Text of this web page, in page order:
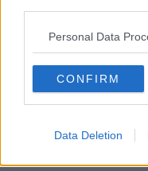
Personal Data
CONFIRM
Data Deletion